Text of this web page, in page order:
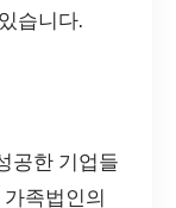
습니다.
공한 기업들
족법인의